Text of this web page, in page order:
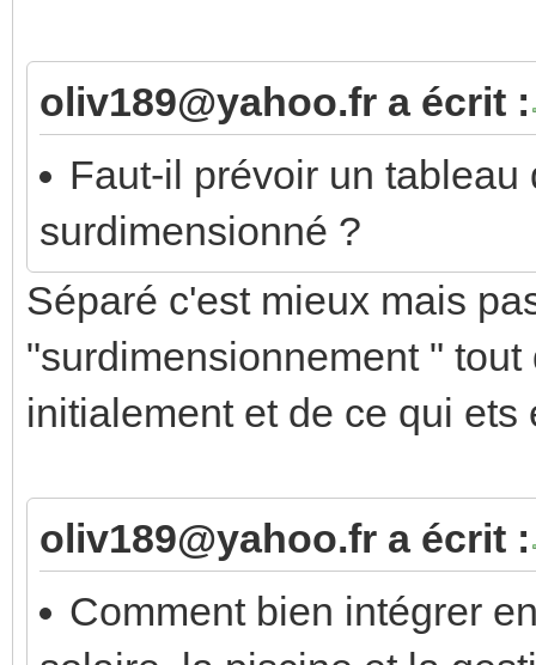
oliv189@yahoo.fr a écrit :
Faut-il prévoir un
surdimensionné ?
Séparé c'est mieux mais
"surdimensionnement "
initialement et de ce qui ets
oliv189@yahoo.fr a écrit :
Comment bien intégrer